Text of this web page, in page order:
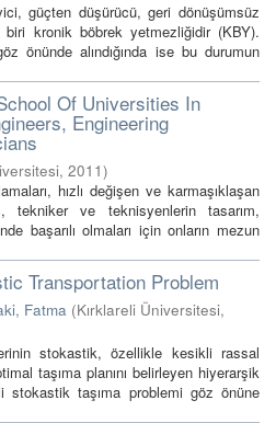
güçten düşürücü, geri dönüşümsüz
biri kronik böbrek yetmezliğidir (KBY).
önünde alındığında ise bu durumun
Of Universities In
Engineering
, 2011)
hızlı değişen ve karmaşıklaşan
tekniker ve teknisyenlerin tasarım,
başarılı olmaları için onların mezun
Transportation Problem
Fatma (Kırklareli Üniversitesi,
stokastik, özellikle kesikli rassal
taşıma planını belirleyen hiyerarşik
taşıma problemi göz önüne